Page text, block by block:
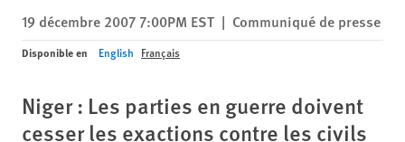
19 décembre 2007 7:00PM EST | Communiqué de presse
Disponible en English Français
Niger : Les parties en guerre doivent
cesser les exactions contre les civils